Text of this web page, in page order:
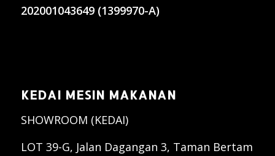
202001043649 (1399970-A)
KEDAI MESIN MAKANAN
SHOWROOM (KEDAI)
LOT 39-G, Jalan Dagangan 3, Taman Bertam